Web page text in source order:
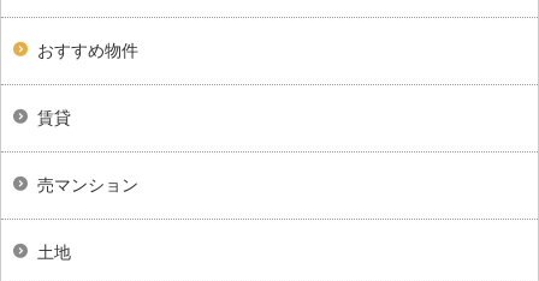
おすすめ物件
賃貸
売マンション
土地